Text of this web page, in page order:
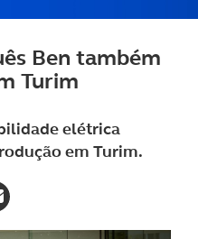
Ben também
Turim
elétrica
em Turim.